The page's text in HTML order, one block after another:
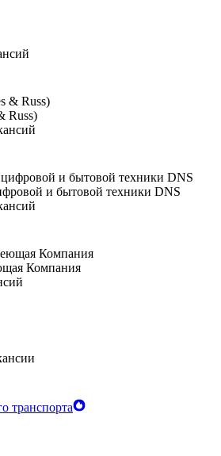
Russ)
и бытовой техники DNS
Компания
транспорта